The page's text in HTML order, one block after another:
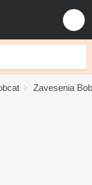
Zavesenia